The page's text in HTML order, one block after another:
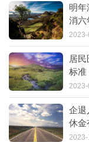
明年
消六
居
标准
企退
休金